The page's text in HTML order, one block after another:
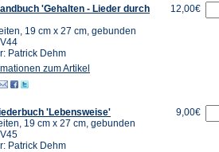
'Gehalten - Lieder durch
19 cm x 27 cm, gebunden
Patrick Dehm
zum Artikel
12,00€
'Lebensweise'
19 cm x 27 cm, gebunden
Patrick Dehm
9,00€